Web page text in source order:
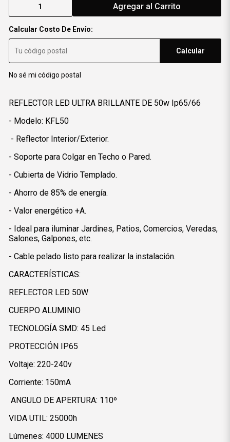
Agregar al Carrito
Calcular Costo De Envío:
Calcular
No sé mi código postal
REFLECTOR LED ULTRA BRILLANTE DE 50w Ip65/66
- Modelo: KFL50
- Reflector Interior/Exterior.
- Soporte para Colgar en Techo o Pared.
- Cubierta de Vidrio Templado.
- Ahorro de 85% de energía.
- Valor energético +A.
- Ideal para iluminar Jardines, Patios, Comercios, Veredas,
Salones, Galpones, etc.
- Cable pelado listo para realizar la instalación.
CARACTERÍSTICAS:
REFLECTOR LED 50W
CUERPO ALUMINIO
TECNOLOGÍA SMD: 45 Led
PROTECCIÓN IP65
Voltaje: 220-240v
Corriente: 150mA
ANGULO DE APERTURA: 110º
VIDA UTIL: 25000h
Lúmenes: 4000 LUMENES